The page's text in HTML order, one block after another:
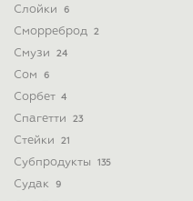
Слойки 6
Сморреброд 2
Смузи 24
Сом 6
Сорбет 4
Спагетти 23
Стейки 21
Субпродукты 135
Судак 9